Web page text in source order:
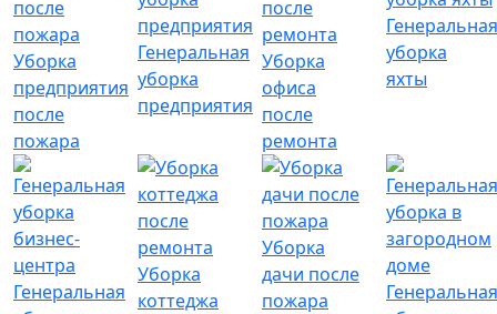
Уборка
предприятия
после
пожара
Генеральная
уборка
предприятия
Уборка
офиса
после
ремонта
Генеральная
уборка
яхты
Генеральная
Уборка
коттеджа
Уборка
дачи после
пожара
Генеральная